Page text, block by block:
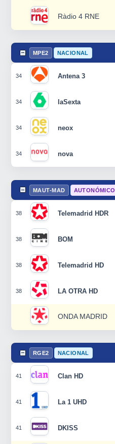
Ràdio 4 RNE
MPE2 NACIONAL
34 Antena 3
34 laSexta
34 neox
34 nova
MAUT-MAD AUTONÓMICO
38 Telemadrid HDR
38 BOM
38 Telemadrid HD
38 LA OTRA HD
ONDA MADRID
RGE2 NACIONAL
41 Clan HD
41 La 1 UHD
41 DKISS